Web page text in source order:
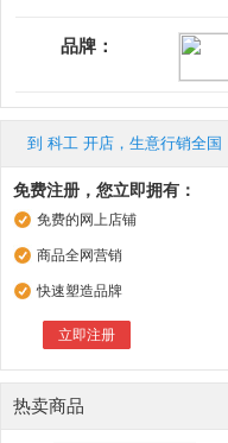
品牌：
到 科工 开店，生意行销全国
免费注册，您立即拥有：
免费的网上店铺
商品全网营销
快速塑造品牌
立即注册
热卖商品